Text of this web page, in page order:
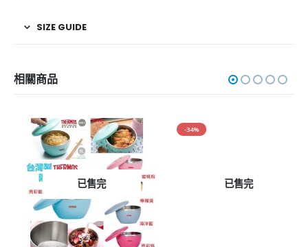
SIZE GUIDE
相關商品
已售完
-34%
已售完